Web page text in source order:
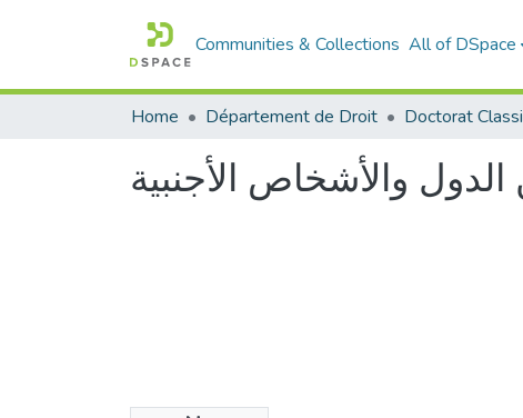
Communities & Collections All of DSpace
Home Département de Droit Doctorat
الدول والأشخاص الأجنبية